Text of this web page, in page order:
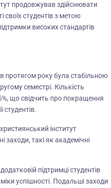
продовжував здійснювати
своїх студентів з метою
високих стандартів
протягом року була стабільною
семестрі. Кількість
що свідчить про покращення
студентів.
інститут
заходи, такі як академічні
підтримці студентів
успішності. Подальші заходи